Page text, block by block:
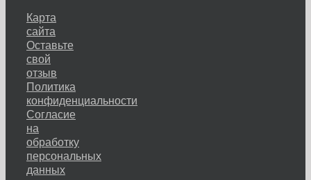
Карта
сайта
Оставьте
свой
отзыв
Политика
конфиденциальности
Согласие
на
обработку
персональных
данных